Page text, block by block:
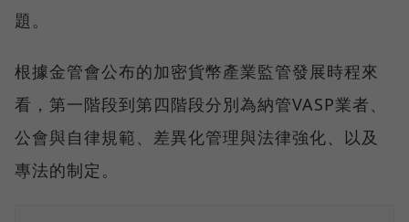
題。
根據金管會公布的加密貨幣產業監管發展時程來
看，第一階段到第四階段分別為納管VASP業者、
公會與自律規範、差異化管理與法律強化、以及
專法的制定。